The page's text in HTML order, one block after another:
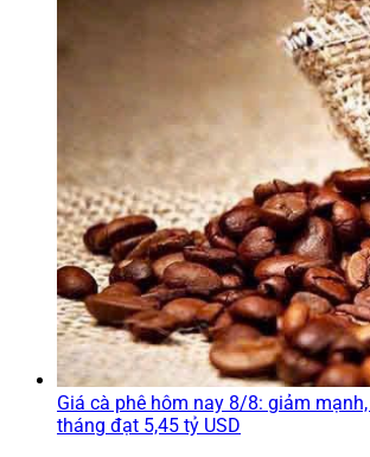
Giá cà phê hôm nay 8/8: giảm
tháng đạt 5,45 tỷ USD